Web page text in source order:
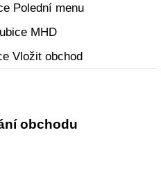
Polední menu
MHD
Vložit obchod
obchodu